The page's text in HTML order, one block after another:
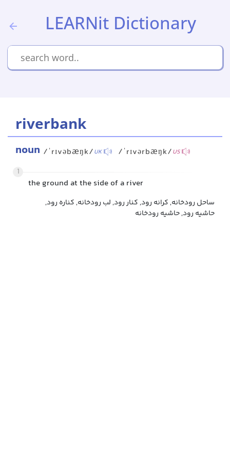
LEARNit Dictionary
riverbank
noun /ˈrɪvəbæŋk/UK /ˈrɪvərbæŋk/US
1
the ground at the side of a river
ساحل رودخانه, کرانه رود, کنار رود, لب رودخانه, کناره رود,
حاشیه رود, حاشیه رودخانه